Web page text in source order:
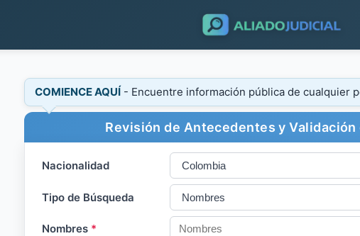
COMIENCE AQUÍ - Encuentre información pública de cualquier
Revisión de Antecedentes y Validación
Nacionalidad
Tipo de Búsqueda
Nombres *